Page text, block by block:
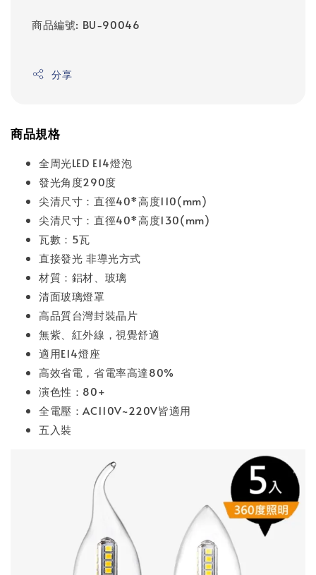
商品編號: BU-90046
分享
商品規格
全周光LED E14燈泡
發光角度290度
尖清尺寸：直徑40*高度110(mm)
尖清尺寸：直徑40*高度130(mm)
瓦數：5瓦
直接發光 非導光方式
材質：鋁材、玻璃
清面玻璃燈罩
高品質台灣封裝晶片
無紫、紅外線，視覺舒適
適用E14燈座
高效省電，省電率高達80%
演色性：80+
全電壓：AC110V~220V皆適用
五入裝